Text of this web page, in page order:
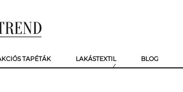
TAPÉTÁK LAKÁSTEXTIL BLOG